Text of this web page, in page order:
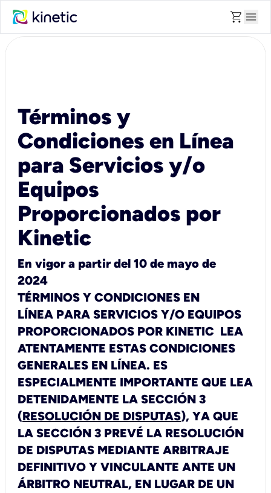
shopping_cart menu
Términos y
Condiciones en Línea
para Servicios y/o
Equipos
Proporcionados por
Kinetic
En vigor a partir del 10 de mayo de
2024
TÉRMINOS Y CONDICIONES EN
LÍNEA PARA SERVICIOS Y/O EQUIPOS
PROPORCIONADOS POR KINETIC LEA
ATENTAMENTE ESTAS CONDICIONES
GENERALES EN LÍNEA. ES
ESPECIALMENTE IMPORTANTE QUE LEA
DETENIDAMENTE LA SECCIÓN 3
(RESOLUCIÓN DE DISPUTAS), YA QUE
LA SECCIÓN 3 PREVÉ LA RESOLUCIÓN
DE DISPUTAS MEDIANTE ARBITRAJE
DEFINITIVO Y VINCULANTE ANTE UN
ÁRBITRO NEUTRAL, EN LUGAR DE UN